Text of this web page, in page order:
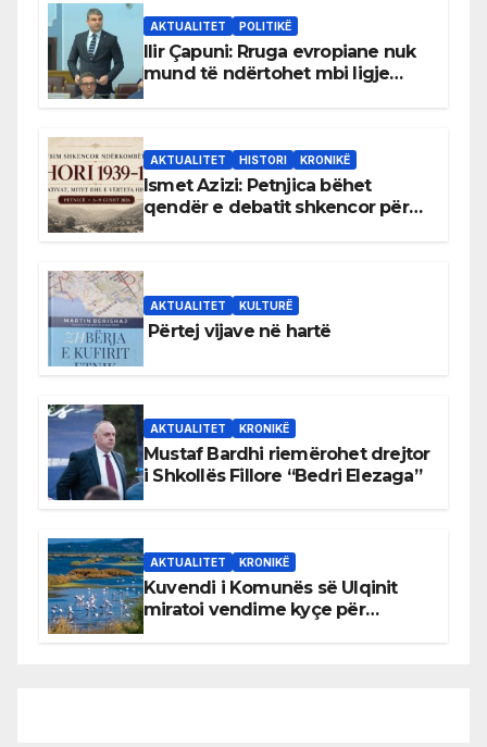
AKTUALITET POLITIKË
Ilir Çapuni: Rruga evropiane nuk
mund të ndërtohet mbi ligje
AKTUALITET HISTORI KRONIKË
Ismet Azizi: Petnjica bëhet
qendër e debatit shkencor për
AKTUALITET KULTURË
Përtej vijave në hartë
AKTUALITET KRONIKË
Mustaf Bardhi riemërohet drejtor
i Shkollës Fillore “Bedri Elezaga”
AKTUALITET KRONIKË
Kuvendi i Komunës së Ulqinit
miratoi vendime kyçe për